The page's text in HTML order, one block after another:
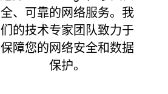
全、可靠的网络服务。我
们的技术专家团队致力于
保障您的网络安全和数据
保护。